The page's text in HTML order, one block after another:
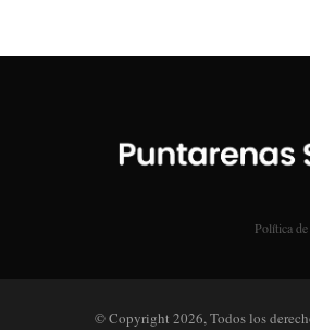
Política
© Copyright 2026, Todos los